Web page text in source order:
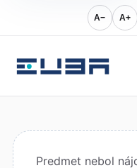
A− A+
Predmet nebol